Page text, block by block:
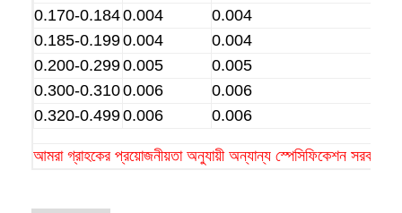
ওভেন কনভেয়ার বেল্ট
0.170-0.1840.004
0.004
0.185-0.1990.004
0.004
0.200-0.2990.005
0.005
0.300-0.3100.006
0.006
0.320-0.4990.006 0.006
আমরা গ্রাহকের প্রয়োজনীয়তা অনুযায়ী অন্যান্য স্পেসিফিকেশন সরবরাহ